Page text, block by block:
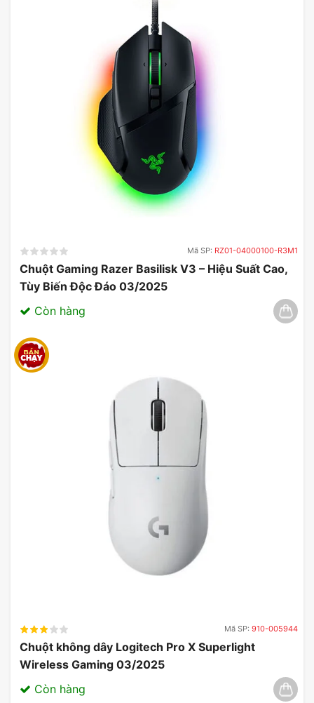
Mã SP: RZ01-04000100-R3M1
Chuột Gaming Razer Basilisk V3 – Hiệu Suất Cao,
Tùy Biến Độc Đáo 03/2025
Còn hàng
Mã SP: 910-005944
Chuột không dây Logitech Pro X Superlight
Wireless Gaming 03/2025
Còn hàng